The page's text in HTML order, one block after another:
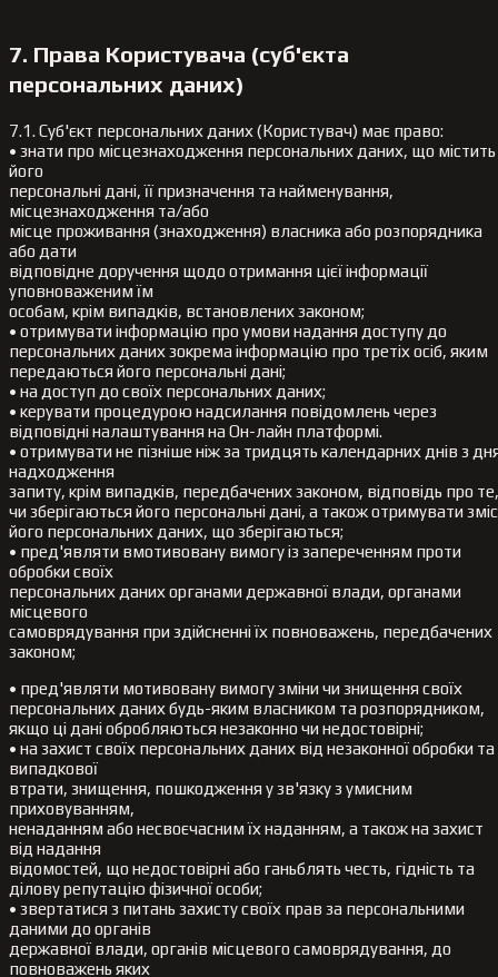
7. Права Користувача (суб'єкта
персональних даних)
7.1. Суб'єкт персональних даних (Користувач) має право:
• знати про місцезнаходження персональних даних, що містить
його
персональні дані, її призначення та найменування,
місцезнаходження та/або
місце проживання (знаходження) власника або розпорядника
або дати
відповідне доручення щодо отримання цієї інформації
уповноваженим їм
особам, крім випадків, встановлених законом;
• отримувати інформацію про умови надання доступу до
персональних даних зокрема інформацію про третіх осіб, яким
передаються його персональні дані;
• на доступ до своїх персональних даних;
• керувати процедурою надсилання повідомлень через
відповідні налаштування на Он-лайн платформі.
• отримувати не пізніше ніж за тридцять календарних днів з
надходження
запиту, крім випадків, передбачених законом, відповідь про те,
чи зберігаються його персональні дані, а також отримувати
його персональних даних, що зберігаються;
• пред'являти вмотивовану вимогу із запереченням проти
обробки своїх
персональних даних органами державної влади, органами
місцевого
самоврядування при здійсненні їх повноважень, передбачених
законом;
• пред'являти мотивовану вимогу зміни чи знищення своїх
персональних даних будь-яким власником та розпорядником,
якщо ці дані обробляються незаконно чи недостовірні;
• на захист своїх персональних даних від незаконної обробки та
випадкової
втрати, знищення, пошкодження у зв'язку з умисним
приховуванням,
ненаданням або несвоєчасним їх наданням, а також на захист
від надання
відомостей, що недостовірні або ганьблять честь, гідність та
ділову репутацію фізичної особи;
• звертатися з питань захисту своїх прав за персональними
даними до органів
державної влади, органів місцевого самоврядування, до
повноважень яких